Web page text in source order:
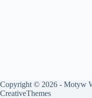
Copyright © 2026 - Motyw
CreativeThemes